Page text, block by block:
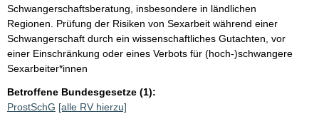
Schwangerschaftsberatung, insbesondere in ländlichen
Regionen. Prüfung der Risiken von Sexarbeit während einer
Schwangerschaft durch ein wissenschaftliches Gutachten, vor
einer Einschränkung oder eines Verbots für (hoch-)schwangere
Sexarbeiter*innen
Betroffene Bundesgesetze (1):
ProstSchG [alle RV hierzu]